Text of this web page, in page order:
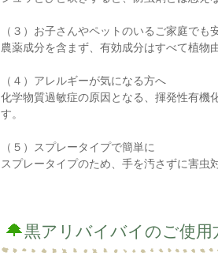
（３）お子さんやペットのいるご家庭でも
農薬成分を含まず、有効成分はすべて植物
（４）アレルギーが気になる方へ
化学物質過敏症の原因となる、揮発性有機
す。
（５）スプレータイプで簡単に
スプレータイプのため、手を汚さずに害虫
黒アリバイバイのご使用